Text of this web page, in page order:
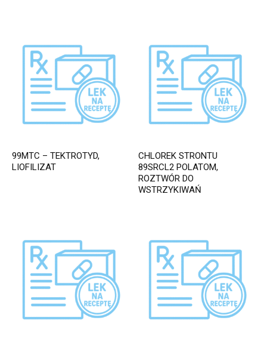
99MTC – TEKTROTYD,
LIOFILIZAT
CHLOREK STRONTU
89SRCL2 POLATOM,
ROZTWÓR DO
WSTRZYKIWAŃ